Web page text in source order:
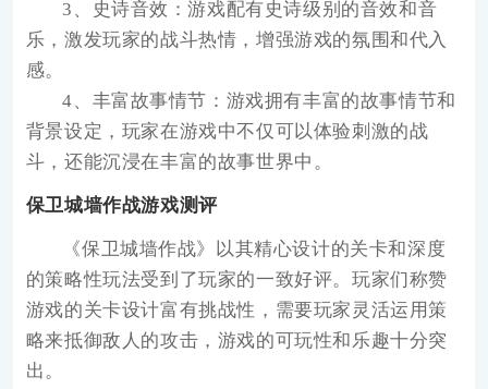
3、史诗音效：游戏配有史诗级别的音效和音
乐，激发玩家的战斗热情，增强游戏的氛围和代入
感。
4、丰富故事情节：游戏拥有丰富的故事情节和
背景设定，玩家在游戏中不仅可以体验刺激的战
斗，还能沉浸在丰富的故事世界中。
保卫城墙作战游戏测评
《保卫城墙作战》以其精心设计的关卡和深度
的策略性玩法受到了玩家的一致好评。玩家们称赞
游戏的关卡设计富有挑战性，需要玩家灵活运用策
略来抵御敌人的攻击，游戏的可玩性和乐趣十分突
出。